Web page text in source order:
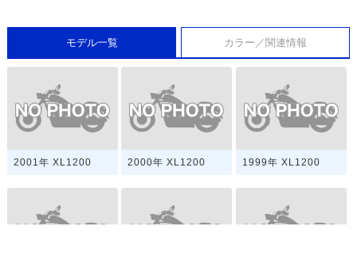
モデル一覧 カラー／関連情報
2001年 XL1200 2000年 XL1200 1999年 XL1200